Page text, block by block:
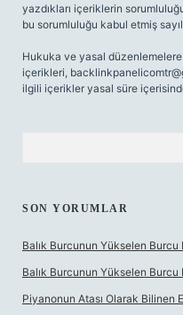
yazdıkları içeriklerin
bu sorumluluğu kabul etmiş
Hukuka ve yasal
içerikleri,
ilgili içerikler yasal süre
SON YORUMLAR
Balık Burcunun Yükselen Burcu
Balık Burcunun Yükselen Burcu
Piyanonun Atası Olarak Bilinen